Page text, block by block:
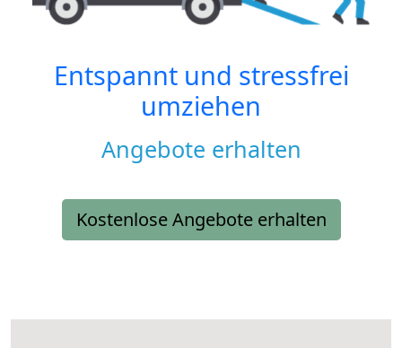
Entspannt und stressfrei
umziehen
Angebote erhalten
Kostenlose Angebote erhalten